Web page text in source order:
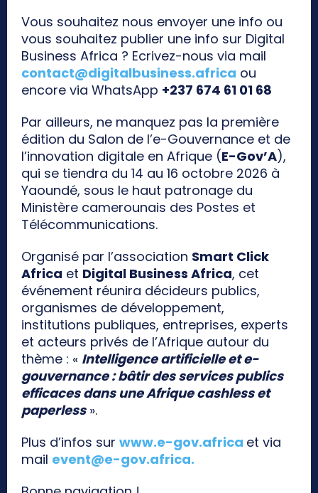
Vous souhaitez nous envoyer une info ou
vous souhaitez publier une info sur Digital
Business Africa ? Ecrivez-nous via mail
contact@digitalbusiness.africa ou
encore via WhatsApp +237 674 61 01 68
Par ailleurs, ne manquez pas la première
édition du Salon de l’e-Gouvernance et de
l’innovation digitale en Afrique (E-Gov’A),
qui se tiendra du 14 au 16 octobre 2026 à
Yaoundé, sous le haut patronage du
Ministère camerounais des Postes et
Télécommunications.
Organisé par l’association Smart Click
Africa et Digital Business Africa, cet
événement réunira décideurs publics,
organismes de développement,
institutions publiques, entreprises, experts
et acteurs privés de l’Afrique autour du
thème : « Intelligence artificielle et e-
gouvernance : bâtir des services publics
efficaces dans une Afrique cashless et
paperless».
Plus d’infos sur www.e-gov.africa et via
mail event@e-gov.africa.